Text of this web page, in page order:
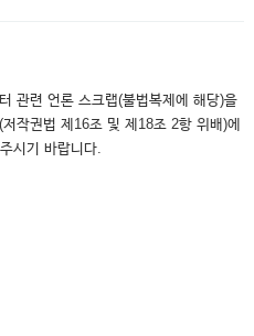
관련 언론 스크랩(불법복제에 해당)을
작권법 제16조 및 제18조 2항 위배)에
시기 바랍니다.